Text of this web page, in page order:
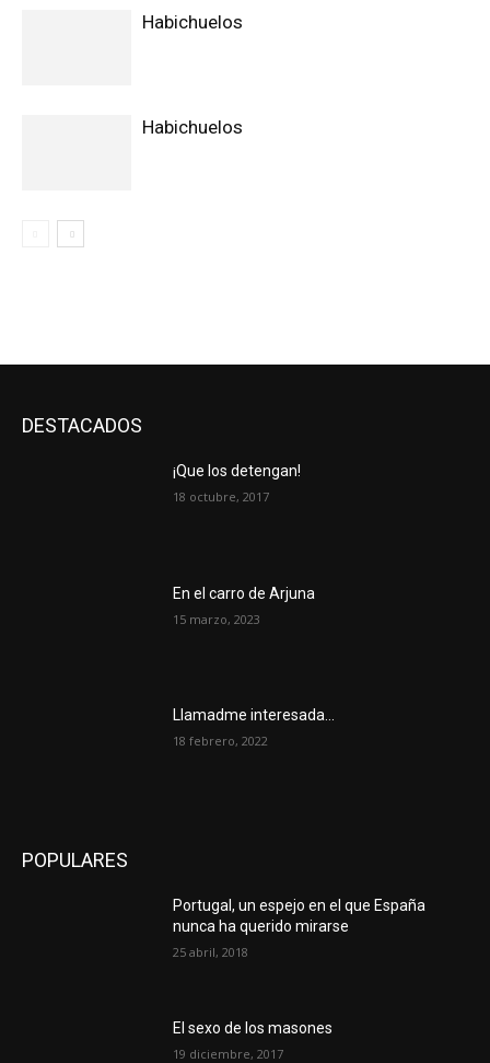
Habichuelos
Habichuelos
DESTACADOS
¡Que los detengan!
18 octubre, 2017
En el carro de Arjuna
15 marzo, 2023
Llamadme interesada…
18 febrero, 2022
POPULARES
Portugal, un espejo en el que España
nunca ha querido mirarse
25 abril, 2018
El sexo de los masones
19 diciembre, 2017